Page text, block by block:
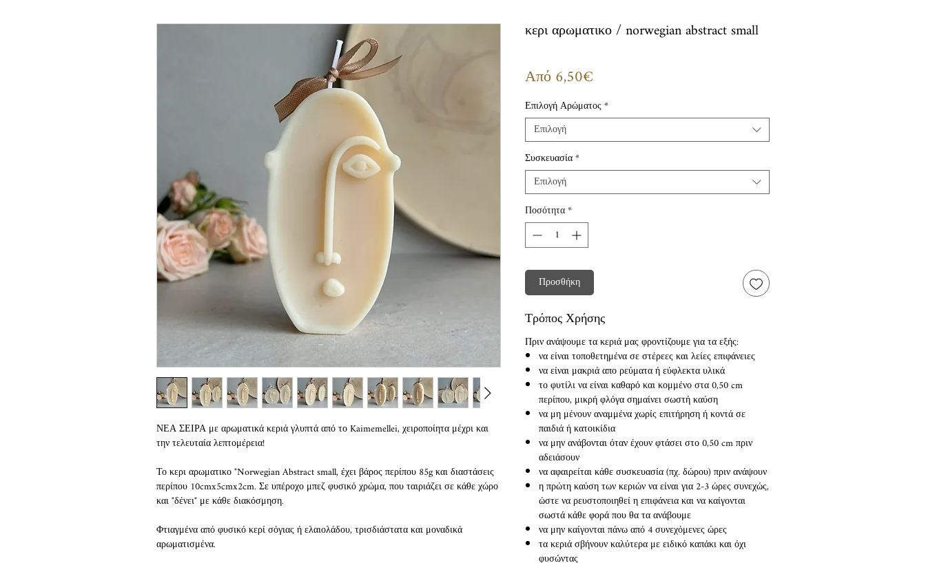
ΝΕΑ ΣΕΙΡΑ με αρωματικά κεριά γλυπτά από το Kaimemellei, χειροποίητα μέχρι και
την τελευταία λεπτομέρεια!
Το κερι αρωματικο "Norwegian Abstract small, έχει βάρος περίπου 85g και διαστάσεις
περίπου 10cmx5cmx2cm. Σε υπέροχο μπεζ φυσικό χρώμα, που ταιριάζει σε κάθε χώρο
και "δένει" με κάθε διακόσμηση.
Φτιαγμένα από φυσικό κερί σόγιας ή ελαιολάδου, τρισδιάστατα και μοναδικά
αρωματισμένα.
κερι αρωματικο / norwegian abstract small
Από6,50€
Έκπτωσης
Επιλογή Αρώματος*
Επιλογή
Συσκευασία*
Επιλογή
Ποσότητα*
Προσθήκη
Τρόπος Χρήσης
Πριν ανάψουμε τα κεριά μας φροντίζουμε για τα εξής:
να είναι τοποθετημένα σε στέρεες και λείες επιφάνειες
να είναι μακριά απο ρεύματα ή εύφλεκτα υλικά
το φυτίλι να είναι καθαρό και κομμένο στα 0,50 cm
περίπου, μικρή φλόγα σημαίνει σωστή καύση
να μη μένουν αναμμένα χωρίς επιτήρηση ή κοντά σε
παιδιά ή κατοικίδια
να μην ανάβονται όταν έχουν φτάσει στο 0,50 cm πριν
αδειάσουν
να αφαιρείται κάθε συσκευασία (πχ. δώρου) πριν ανάψουν
η πρώτη καύση των κεριών να είναι για 2-3 ώρες συνεχώς,
ώστε να ρευστοποιηθεί η επιφάνεια και να καίγονται
σωστά κάθε φορά που θα τα ανάβουμε
να μην καίγονται πάνω από 4 συνεχόμενες ώρες
τα κεριά σβήνουν καλύτερα με ειδικό καπάκι και όχι